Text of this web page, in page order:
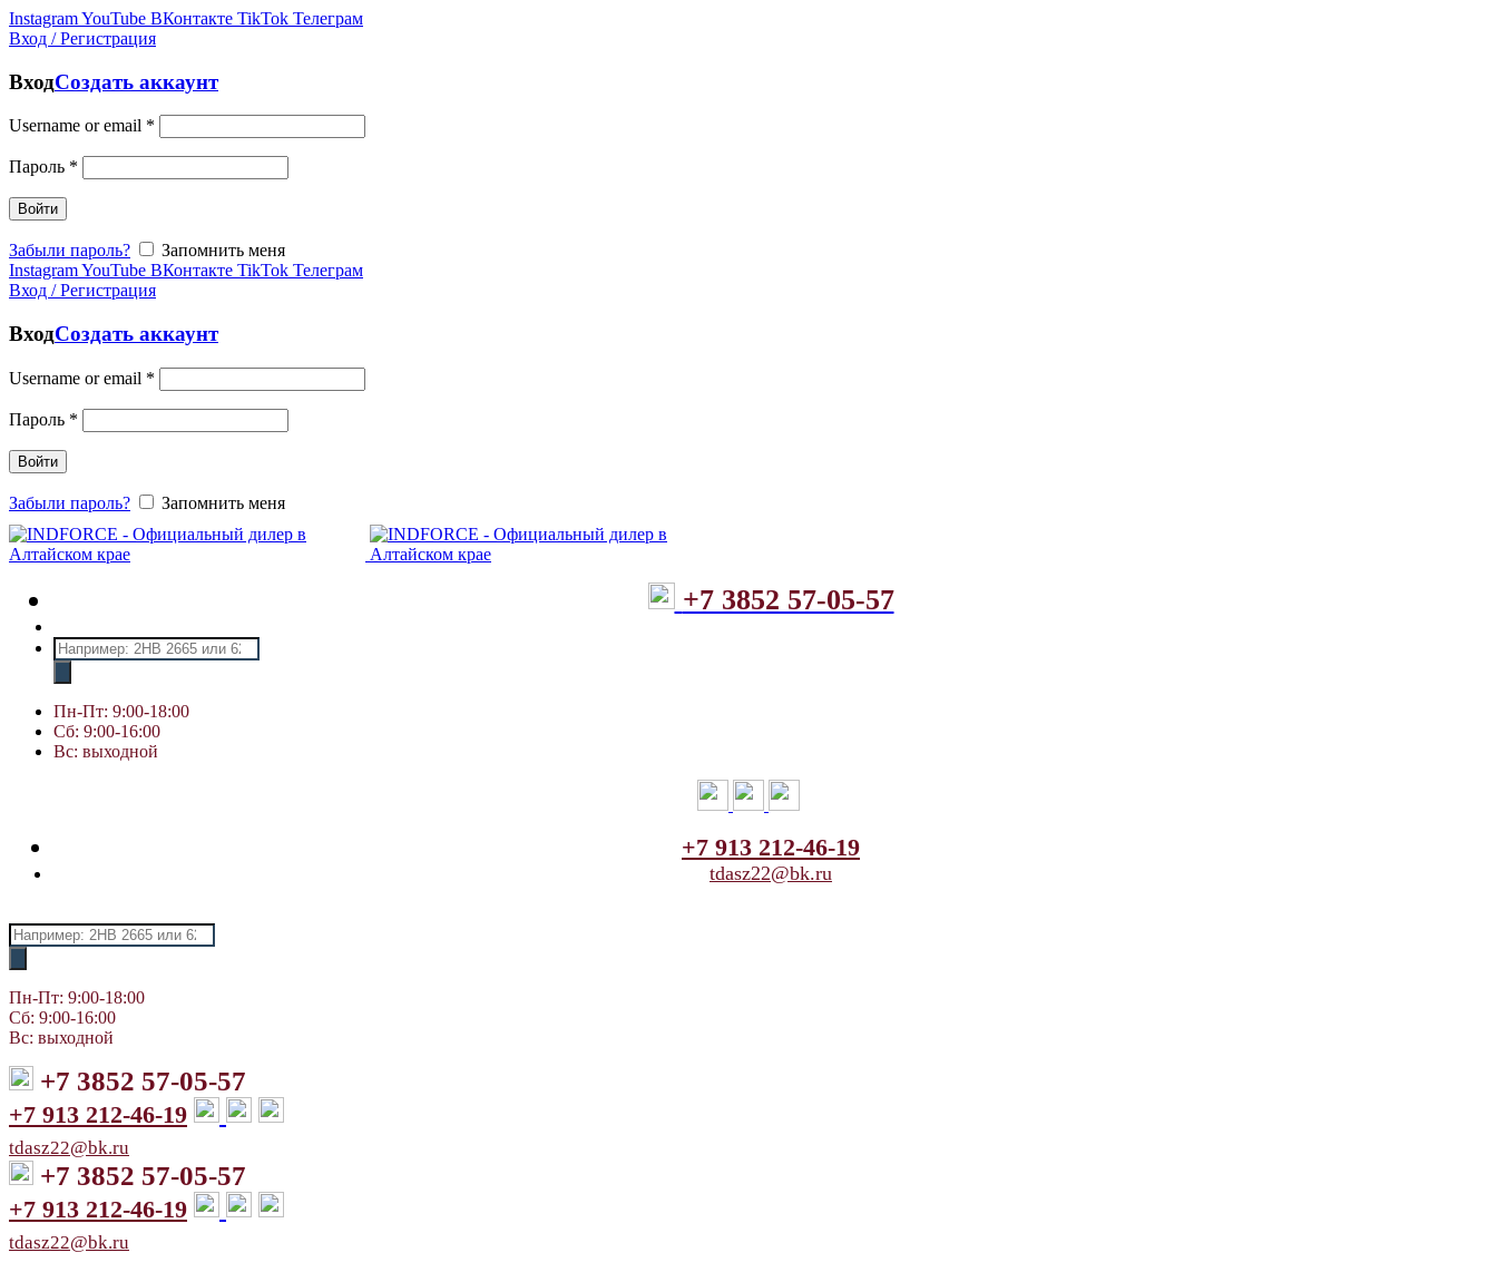
InstagramYouTube ВКонтакте TikTok Телеграм
Вход / Регистрация
ВходСоздать аккаунт
Username or email *
Пароль *
Войти
Забыли пароль?
Запомнить меня
InstagramYouTube ВКонтакте TikTok Телеграм
Вход / Регистрация
ВходСоздать аккаунт
Username or email *
Пароль *
Войти
Забыли пароль? Запомнить меня
+7 3852 57-05-57
Поиск
товаров
Пн-Пт: 9:00-18:00
Сб: 9:00-16:00
Вс: выходной
+7 913 212-46-19
tdasz22@bk.ru
Поиск
товаров
Пн-Пт: 9:00-18:00
Сб: 9:00-16:00
Вс: выходной
+7 3852 57-05-57
+7 913 212-46-19
tdasz22@bk.ru
+7 3852 57-05-57
+7 913 212-46-19
tdasz22@bk.ru